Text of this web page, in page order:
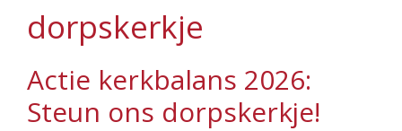
dorpskerkje
Actie kerkbalans 2026:
Steun ons dorpskerkje!